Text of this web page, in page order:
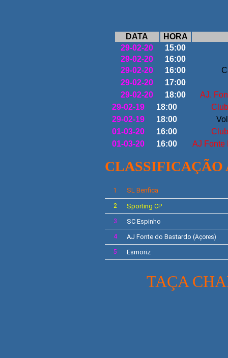
DATA
HORA
29-02-20
15:00
29-02-20
16:00
29-02-20
16:00
29-02-20
17:00
29-02-20
18:00
AJ.
29-02-19
18:00
29-02-19
18:00
01-03-20
16:00
01-03-20
16:00 AJ Fonte
CLASSIFICAÇÃO
1 SL Benfica
2 Sporting CP
3 SC Espinho
4 AJ Fonte do Bastardo (Açores)
5 Esmoriz
TAÇA